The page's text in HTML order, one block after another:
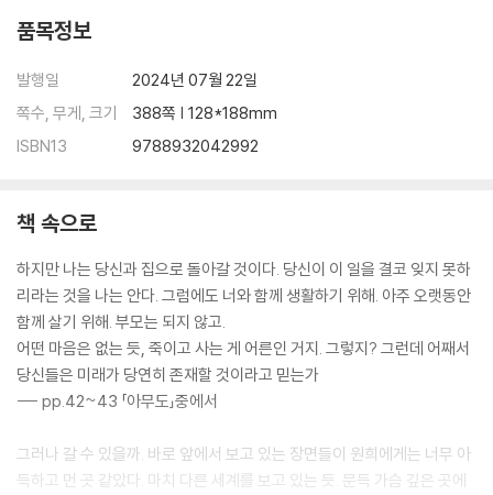
품목정보
발행일
2024년 07월 22일
쪽수, 무게, 크기
388쪽 | 128*188mm
ISBN13
9788932042992
책 속으로
하지만 나는 당신과 집으로 돌아갈 것이다. 당신이 이 일을 결코 잊지 못하
리라는 것을 나는 안다. 그럼에도 너와 함께 생활하기 위해. 아주 오랫동안
함께 살기 위해. 부모는 되지 않고.
어떤 마음은 없는 듯, 죽이고 사는 게 어른인 거지. 그렇지? 그런데 어째서
당신들은 미래가 당연히 존재할 것이라고 믿는가
--- pp.42~43 「아무도」중에서
그러나 갈 수 있을까. 바로 앞에서 보고 있는 장면들이 원희에게는 너무 아
득하고 먼 곳 같았다. 마치 다른 세계를 보고 있는 듯. 문득 가슴 깊은 곳에